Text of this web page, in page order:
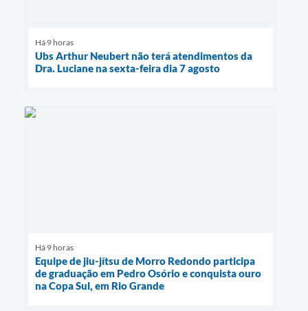
Há 9 horas
Ubs Arthur Neubert não terá atendimentos da
Dra. Luciane na sexta-feira dia 7 agosto
Há 9 horas
Equipe de jiu-jítsu de Morro Redondo participa
de graduação em Pedro Osório e conquista ouro
na Copa Sul, em Rio Grande